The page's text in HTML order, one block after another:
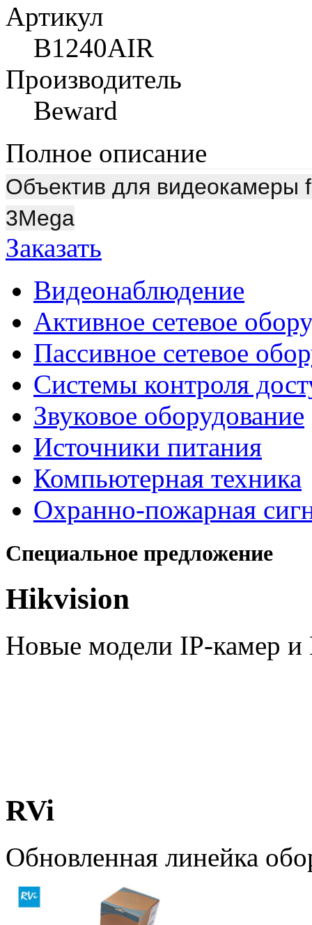
Артикул
B1240AIR
Производитель
Beward
Полное описание
Объектив для видеокамеры
3Mega
Заказать
Видеонаблюдение
Активное сетевое
Пассивное сетевое
Системы контроля
Звуковое оборудование
Источники питания
Компьютерная техника
Охранно-пожарная
Специальное предложение
Hikvision
Новые модели IP-камер и
RVi
Обновленная линейка